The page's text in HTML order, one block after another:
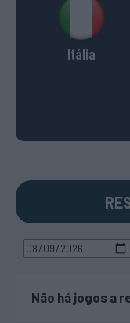
Itália
Não há jogos a